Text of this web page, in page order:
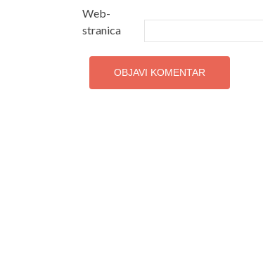
Web-
stranica